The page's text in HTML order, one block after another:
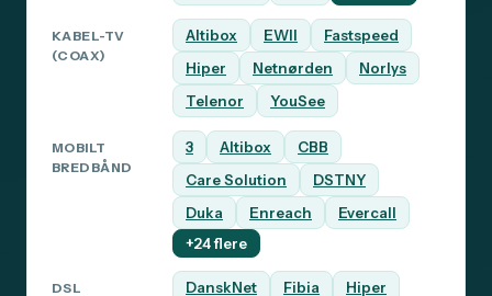
KABEL-TV
(COAX)
Altibox EWII
Fastspeed
Hiper
Netnørden
Norlys
Telenor
YouSee
MOBILT
BREDBÅND
3 Altibox
CBB
Care Solution
DSTNY
Duka
Enreach
Evercall
+24 flere
DSL DanskNet Fibia Hiper